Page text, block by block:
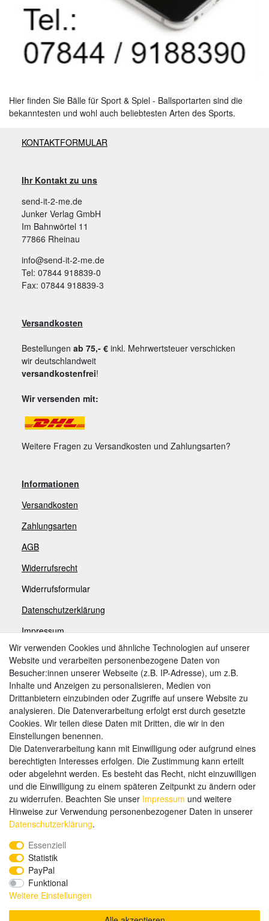
Hier finden Sie Bälle für Sport & Spiel - Ballsportarten sind die
bekanntesten und wohl auch beliebtesten Arten des Sports.
KONTAKTFORMULAR
Ihr Kontakt zu uns
send-it-2-me.de
Junker Verlag GmbH
Im Bahnwörtel 11
77866 Rheinau
info@send-it-2-me.de
Tel: 07844 918839-0
Fax: 07844 918839-3
Versandkosten
Bestellungen ab 75,- € inkl. Mehrwertsteuer verschicken
wir deutschlandweit
versandkostenfrei!
Wir versenden mit:
Weitere Fragen zu Versandkosten und Zahlungsarten?
Informationen
Versandkosten
Zahlungsarten
AGB
Widerrufsrecht
Widerrufsformular
Datenschutzerklärung
Impressum
Zahlungsarten
Weitere Zahlungsarten:
Kauf auf Rechnung
Vorkasse
Hier sind wir
Wir verwenden Cookies und ähnliche Technologien auf unserer
Website und verarbeiten personenbezogene Daten von
Besucher:innen unserer Webseite (z.B. IP-Adresse), um z.B.
Inhalte und Anzeigen zu personalisieren, Medien von
Drittanbietern einzubinden oder Zugriffe auf unsere Website zu
analysieren. Die Datenverarbeitung erfolgt erst durch gesetzte
Cookies. Wir teilen diese Daten mit Dritten, die wir in den
Einstellungen benennen.
Die Datenverarbeitung kann mit Einwilligung oder aufgrund eines
berechtigten Interesses erfolgen. Die Zustimmung kann erteilt
oder abgelehnt werden. Es besteht das Recht, nicht einzuwilligen
und die Einwilligung zu einem späteren Zeitpunkt zu ändern oder
zu widerrufen. Beachten Sie unser Impressum und weitere
Hinweise zur Verwendung personenbezogener Daten in unserer
Daten­schutz­erklärung.
Essenziell
Statistik
PayPal
Funktional
Weitere Einstellungen